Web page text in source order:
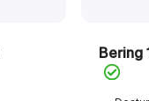
Bering